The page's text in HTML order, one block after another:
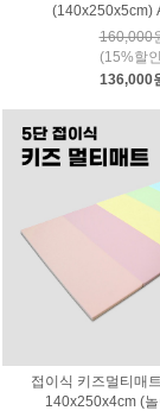
(140x250x5cm)
160,000
(15%할
136,000
접이식 키즈멀티매
140x250x4cm (